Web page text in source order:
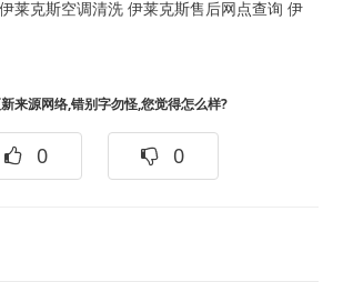
伊莱克斯空调清洗 伊莱克斯售后网点查询 伊
来源网络,错别字勿怪,您觉得怎么样?
0 0